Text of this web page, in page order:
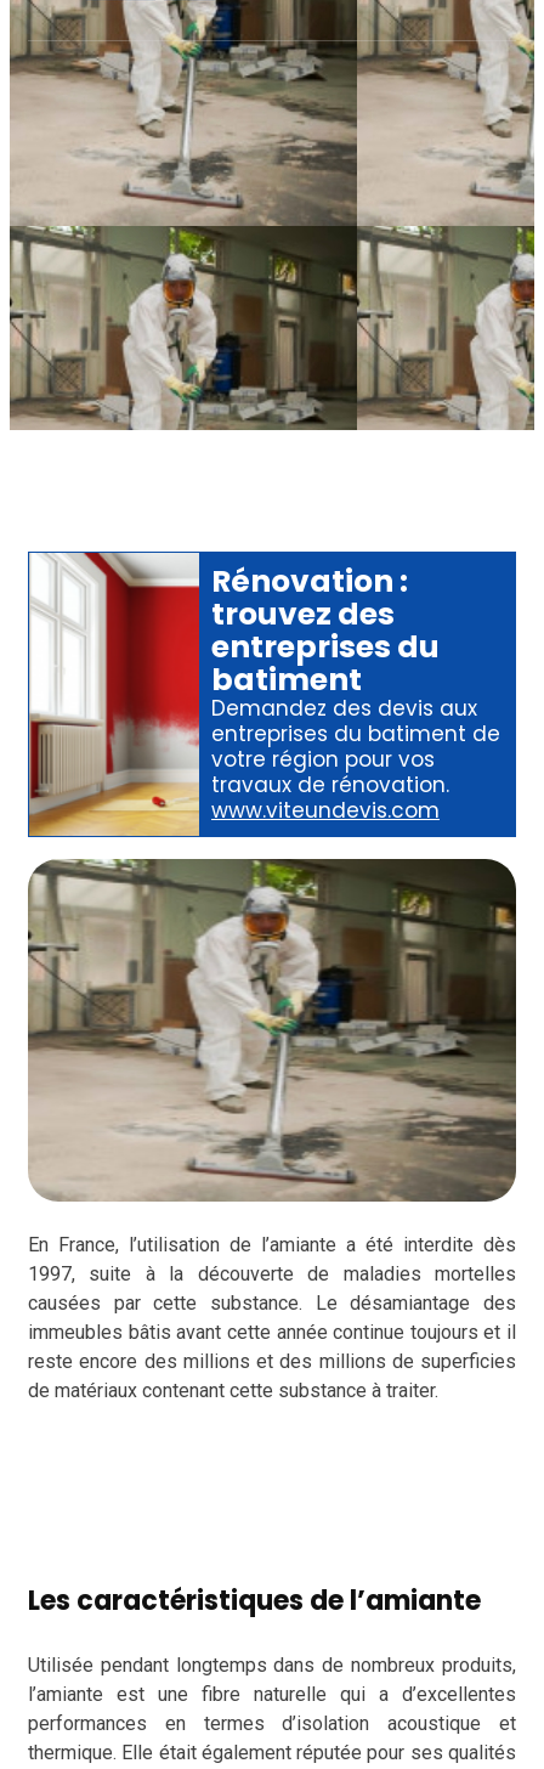
Rénovation :
trouvez des
entreprises du
batiment
Demandez des devis aux
entreprises du batiment de
votre région pour vos
travaux de rénovation.
www.viteundevis.com
En France, l’utilisation de l’amiante a été interdite dès
1997, suite à la découverte de maladies mortelles
causées par cette substance. Le désamiantage des
immeubles bâtis avant cette année continue toujours et il
reste encore des millions et des millions de superficies
de matériaux contenant cette substance à traiter.
Les caractéristiques de l’amiante
Utilisée pendant longtemps dans de nombreux produits,
l’amiante est une fibre naturelle qui a d’excellentes
performances en termes d’isolation acoustique et
thermique. Elle était également réputée pour ses qualités